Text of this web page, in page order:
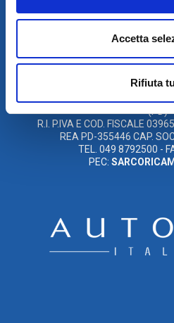
Accetta
Rifiuta
È UN MARCHIO DI
AUTODIS ITALIA HOLDING SRL
AUTODIS ITALIA
SEDE LEGALE E OPERATIVA: VIA
(PD)
R.I. P.IVA E COD. FISCALE
REA PD-355446 CAP.
TEL. 049 8792500 -
PEC: